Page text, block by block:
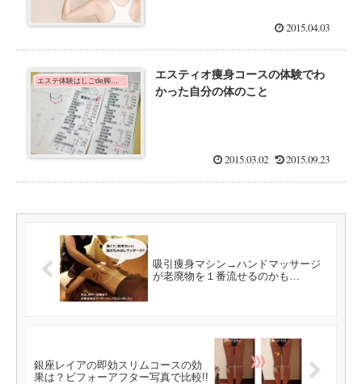
2015.04.03
エスティオ痩身コースの体験でわ
かった自分の体のこと
2015.03.02 2015.09.23
吸引痩身マシン→ハンドマッサージ
が老廃物を１番流せるのかも…
銀座レイアの即効スリムコースの効
果は？ビフォーアフター写真で比較!!